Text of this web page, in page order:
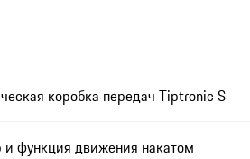
коробка передач Tiptronic S
функция движения накатом